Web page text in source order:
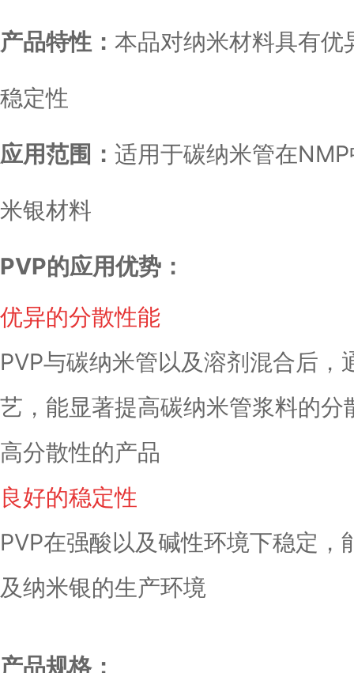
产品特性： 本品对纳米材料具有
稳定性
应用范围： 适用于碳纳米管在
米银材料
PVP的应用优势：
优异的分散性能
PVP与碳纳米管以及溶剂混合后
艺，能显著提高碳纳米管浆料的
高分散性的产品
良好的稳定性
PVP在强酸以及碱性环境下稳定
及纳米银的生产环境
产品规格：